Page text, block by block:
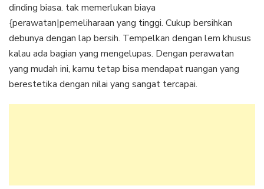
dinding biasa. tak memerlukan biaya
{perawatan|pemeliharaan yang tinggi. Cukup bersihkan
debunya dengan lap bersih. Tempelkan dengan lem khusus
kalau ada bagian yang mengelupas. Dengan perawatan
yang mudah ini, kamu tetap bisa mendapat ruangan yang
berestetika dengan nilai yang sangat tercapai.